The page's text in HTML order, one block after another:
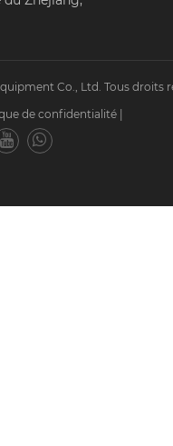
Co., Ltd. Tous droits
de confidentialité